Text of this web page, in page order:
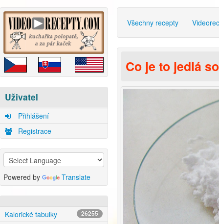
Uživatel
Přihlášení
Registrace
Powered by Translate
Kalorické tabulky 26255
Všechny recepty
Co je to jedlá